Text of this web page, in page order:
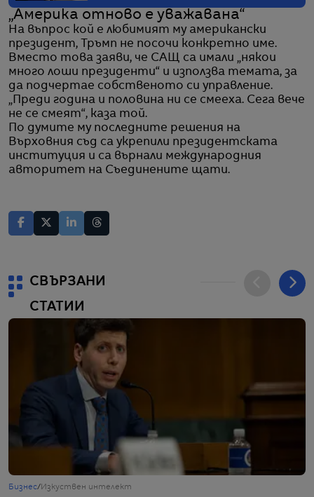
„Америка отново е уважавана“
На въпрос кой е любимият му американски
президент, Тръмп не посочи конкретно име.
Вместо това заяви, че САЩ са имали „някои
много лоши президенти“ и използва темата, за
да подчертае собственото си управление.
„Преди година и половина ни се смееха. Сега вече
не се смеят“, каза той.
По думите му последните решения на
Върховния съд са укрепили президентската
институция и са върнали международния
авторитет на Съединените щати.
СВЪРЗАНИ
СТАТИИ
Бизнес/ Изкуствен интелект